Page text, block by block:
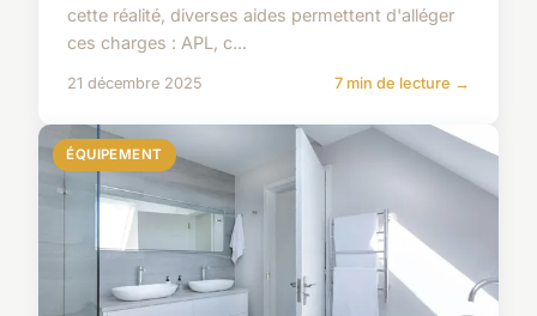
cette réalité, diverses aides permettent d'alléger
ces charges : APL, c...
21 décembre 2025 7 min de lecture →
ÉQUIPEMENT